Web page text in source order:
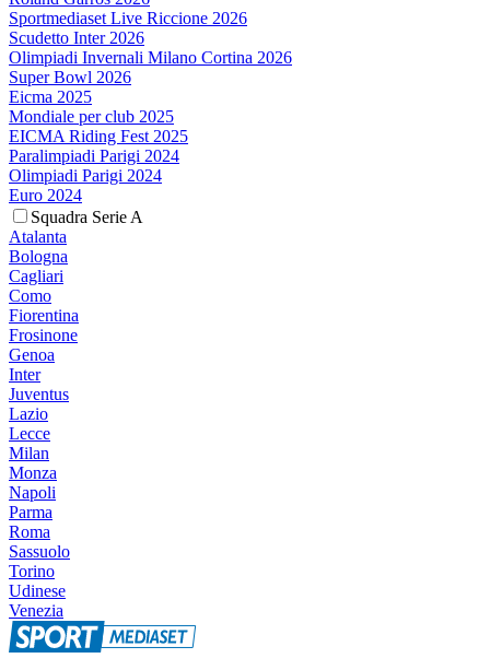
Sportmediaset Live Riccione 2026
Scudetto Inter 2026
Olimpiadi Invernali Milano Cortina 2026
Super Bowl 2026
Eicma 2025
Mondiale per club 2025
EICMA Riding Fest 2025
Paralimpiadi Parigi 2024
Olimpiadi Parigi 2024
Euro 2024
Squadra Serie A
Atalanta
Bologna
Cagliari
Como
Fiorentina
Frosinone
Genoa
Inter
Juventus
Lazio
Lecce
Milan
Monza
Napoli
Parma
Roma
Sassuolo
Torino
Udinese
Venezia